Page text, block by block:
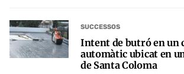
SUCCESSOS
Intent de butró en un
automàtic ubicat en
de Santa Coloma